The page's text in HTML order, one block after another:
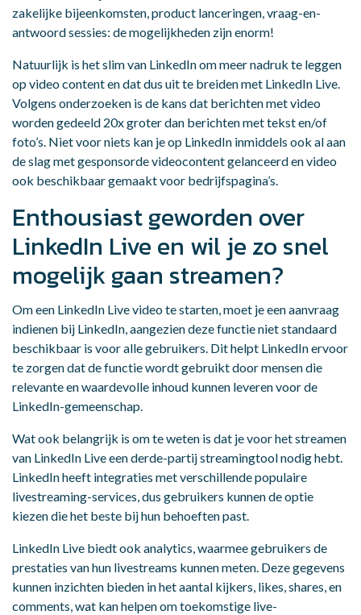
zakelijke bijeenkomsten, product lanceringen, vraag-en-
antwoord sessies: de mogelijkheden zijn enorm!
Natuurlijk is het slim van LinkedIn om meer nadruk te leggen
op video content en dat dus uit te breiden met LinkedIn Live.
Volgens onderzoeken is de kans dat berichten met video
worden gedeeld 20x groter dan berichten met tekst en/of
foto’s. Niet voor niets kan je op LinkedIn inmiddels ook al aan
de slag met gesponsorde videocontent gelanceerd en video
ook beschikbaar gemaakt voor bedrijfspagina’s.
Enthousiast geworden over
LinkedIn Live en wil je zo snel
mogelijk gaan streamen?
Om een LinkedIn Live video te starten, moet je een aanvraag
indienen bij LinkedIn, aangezien deze functie niet standaard
beschikbaar is voor alle gebruikers. Dit helpt LinkedIn ervoor
te zorgen dat de functie wordt gebruikt door mensen die
relevante en waardevolle inhoud kunnen leveren voor de
LinkedIn-gemeenschap.
Wat ook belangrijk is om te weten is dat je voor het streamen
van LinkedIn Live een derde-partij streamingtool nodig hebt.
LinkedIn heeft integraties met verschillende populaire
livestreaming-services, dus gebruikers kunnen de optie
kiezen die het beste bij hun behoeften past.
LinkedIn Live biedt ook analytics, waarmee gebruikers de
prestaties van hun livestreams kunnen meten. Deze gegevens
kunnen inzichten bieden in het aantal kijkers, likes, shares, en
comments, wat kan helpen om toekomstige live-